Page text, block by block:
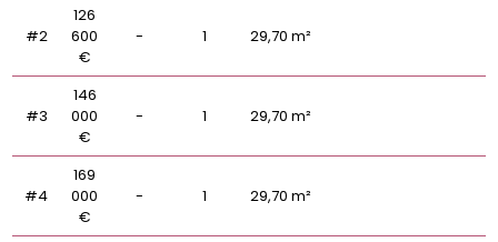
#2
126
600
€
- 1 29,70 m²
#3
146
000
€
- 1 29,70 m²
#4
169
000
€
- 1 29,70 m²